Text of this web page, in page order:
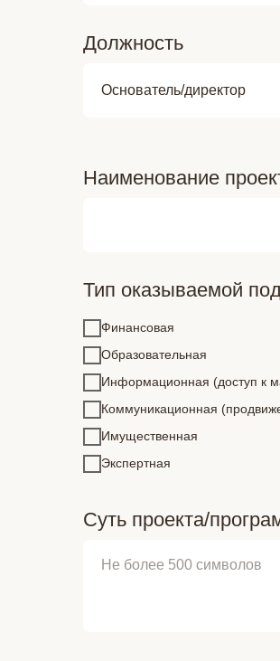
Должность
Наименование
Тип оказываемой
Финансовая
Образовательная
Информационная (доступ к
Коммуникационная
Имущественная
Экспертная
Суть проекта/